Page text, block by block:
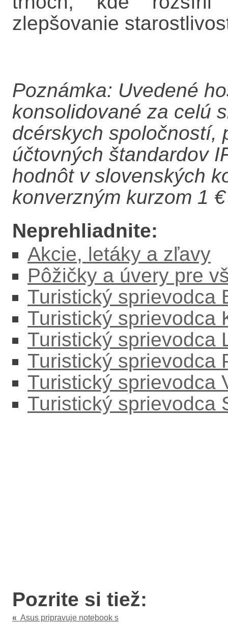
zlepšovanie
Poznámka: Uvedené
konsolidované za celú
dcérskych spoločností,
účtovných štandardov
hodnôt v slovenských
konverzným kurzom 1
Neprehliadnite:
Akcie, letáky a zľavy
Pôžičky a úvery pre
Turistický sprievodca
Turistický sprievodca
Turistický sprievodca
Turistický sprievodca
Turistický sprievodca
Turistický sprievodca
Pozrite si tiež:
« Asus pripravuje notebook s